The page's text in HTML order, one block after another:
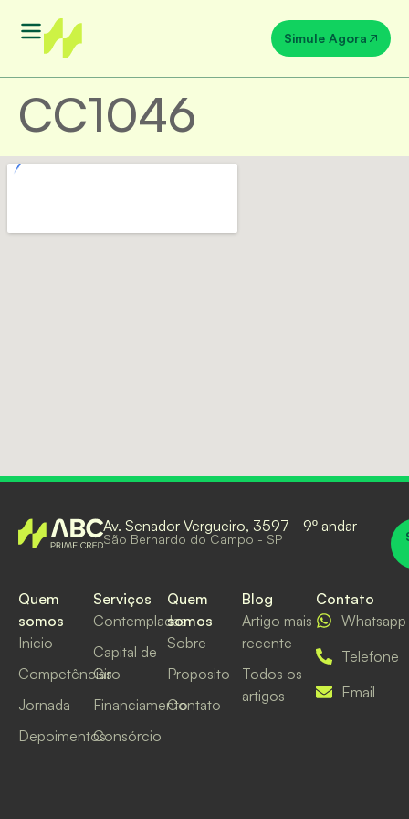
Simule Agora
CC1046
Av. Senador Vergueiro, 3597 - 9º andar
São Bernardo do Campo - SP
Quem
somos
Inicio
Competências
Jornada
Depoimentos
Serviços
Contempladas
Capital de
Giro
Financiamento
Consórcio
Quem
somos
Sobre
Proposito
Contato
Blog
Artigo mais
recente
Todos os
artigos
Contato
Whatsapp
Telefone
Email